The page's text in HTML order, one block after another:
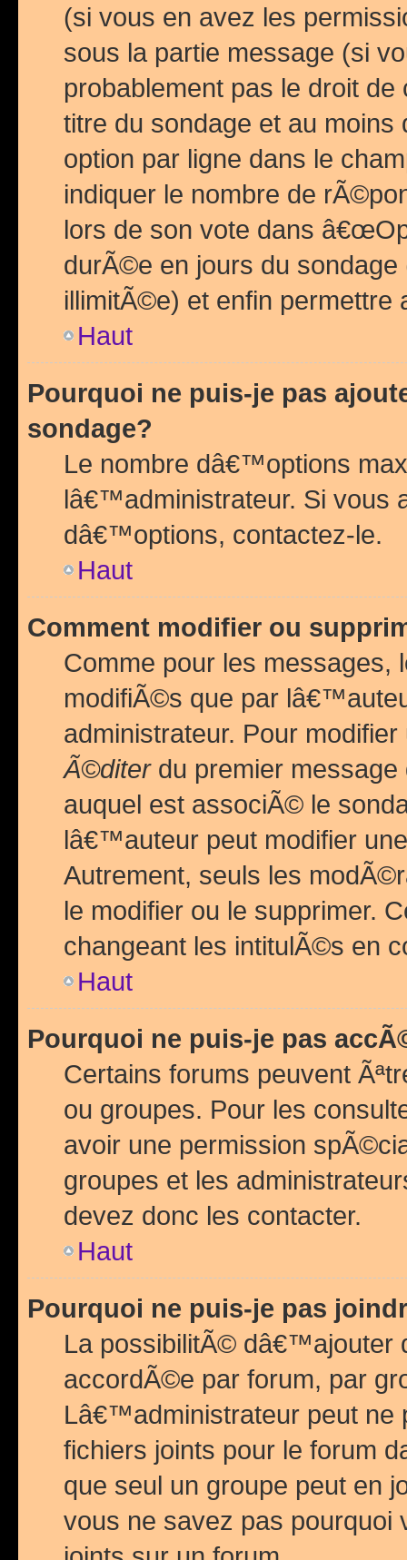
(si vous en avez les
sous la partie message (si
probablement pas le droit
titre du sondage et au
option par ligne dans le
indiquer le nombre de
lors de son vote dans
durÃ©e en jours du
illimitÃ©e) et enfin permettre
Haut
Pourquoi ne puis-je pas
sondage?
Le nombre dâ€™options
lâ€™administrateur. Si vous
dâ€™options, contactez-le.
Haut
Comment modifier ou
Comme pour les messages,
modifiÃ©s que par
administrateur. Pour
Ã©diterdu premier
auquel est associÃ© le
lâ€™auteur peut modifier
Autrement, seuls les
le modifier ou le supprimer.
changeant les intitulÃ©s en
Haut
Pourquoi ne puis-je pas
Certains forums peuvent
ou groupes. Pour les
avoir une permission
groupes et les
devez donc les contacter.
Haut
Pourquoi ne puis-je pas
La possibilitÃ© dâ€™ajouter
accordÃ©e par forum, par
Lâ€™administrateur peut
fichiers joints pour le forum
que seul un groupe peut en
vous ne savez pas pourquoi